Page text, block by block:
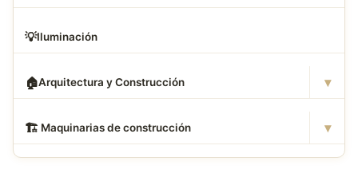
💡Iluminación
🏠Arquitectura y Construcción ▾
🏗 ️ Maquinarias de construcción ▾